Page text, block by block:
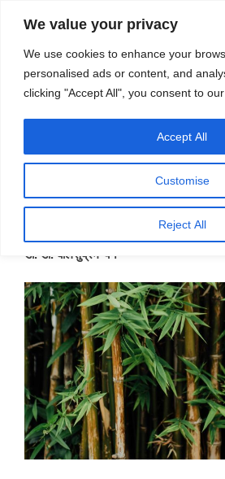
We value your privacy
We use cookies to enhance your
personalised ads or content, and
clicking "Accept All", you consent to
Customise
Reject All
Accept All
स्रोत
मेनू
फ़रवरी 25, 2026पर
प्रकाशित
गया
बांस के गुणों पर फिर एक नज़र
डॉ. डी. बालसुब्रमण्यन